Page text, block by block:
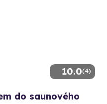
10.0(4)
do saunového